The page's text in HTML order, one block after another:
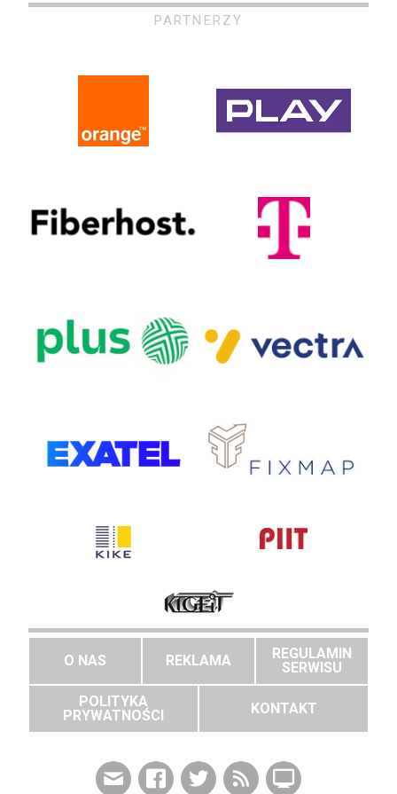
PARTNERZY
O NAS REKLAMA
REGULAMIN
SERWISU
POLITYKA
PRYWATNOŚCI
KONTAKT